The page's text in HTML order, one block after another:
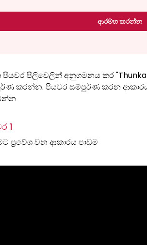
ආරම්භ කරන්න
පිලිවෙලින් අනුගමනය කර
කරන්න. පියවර සම්පුර්ණ කරන ආකාරය
1
ප්‍රවේශ වන ආකාරය පාඩම